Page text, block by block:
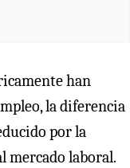
han
la diferencia
por la
mercado laboral.